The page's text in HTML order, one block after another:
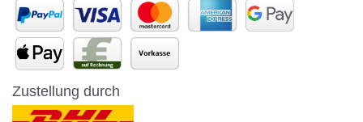
Zustellung durch